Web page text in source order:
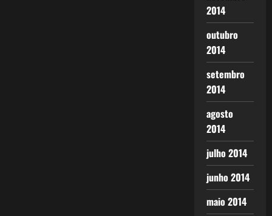
2014
outubro
2014
setembro
2014
agosto
2014
julho 2014
junho 2014
maio 2014